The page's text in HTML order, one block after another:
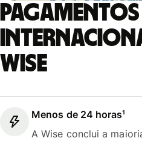
Pagamentos
Wise
Menos de 24 horas¹
A Wise conclui a